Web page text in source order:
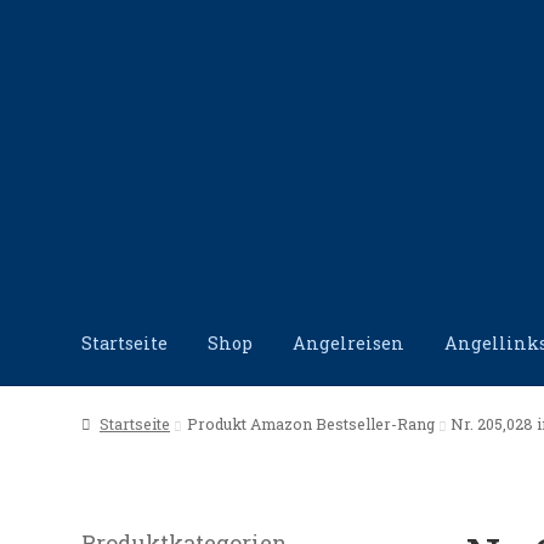
Startseite Shop Angelreisen
Start Angellinks Angelreisen Angelvideos
Startseite Produkt Amazon Bestseller-Rang Nr. 205,028